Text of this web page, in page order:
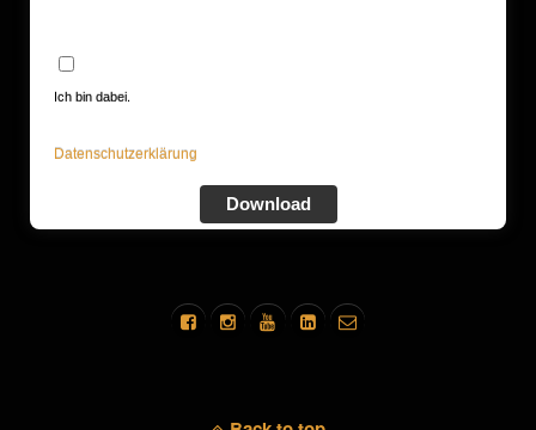
Ich bin dabei.
Datenschutzerklärung
Download